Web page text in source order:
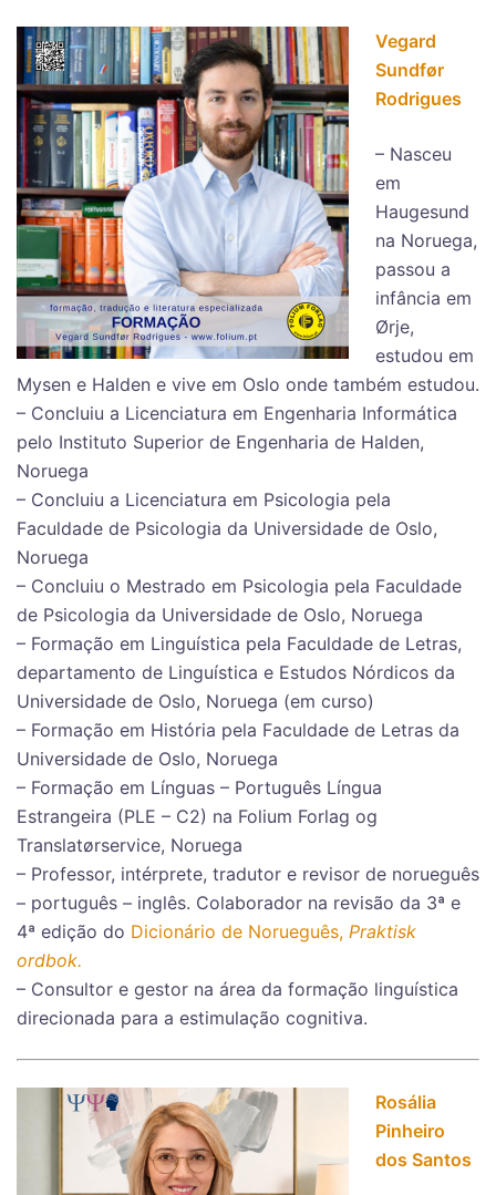
Vegard
Sundfør
Rodrigues
– Nasceu
em
Haugesund
na Noruega,
passou a
infância em
Ørje,
estudou em
Mysen e Halden e vive em Oslo onde também estudou.
– Concluiu a Licenciatura em Engenharia Informática
pelo Instituto Superior de Engenharia de Halden,
Noruega
– Concluiu a Licenciatura em Psicologia pela
Faculdade de Psicologia da Universidade de Oslo,
Noruega
– Concluiu o Mestrado em Psicologia pela Faculdade
de Psicologia da Universidade de Oslo, Noruega
– Formação em Linguística pela Faculdade de Letras,
departamento de Linguística e Estudos Nórdicos da
Universidade de Oslo, Noruega (em curso)
– Formação em História pela Faculdade de Letras da
Universidade de Oslo, Noruega
– Formação em Línguas – Português Língua
Estrangeira (PLE – C2) na Folium Forlag og
Translatørservice, Noruega
– Professor, intérprete, tradutor e revisor de norueguês
– português – inglês. Colaborador na revisão da 3ª e
4ª edição do Dicionário de Norueguês, Praktisk
ordbok.
– Consultor e gestor na área da formação linguística
direcionada para a estimulação cognitiva.
Rosália
Pinheiro
dos Santos